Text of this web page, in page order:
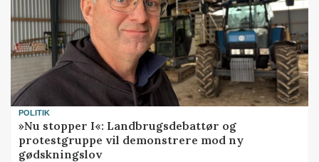
POLITIK
»Nu stopper I«: Landbrugsdebattør og
protestgruppe vil demonstrere mod ny
gødskningslov